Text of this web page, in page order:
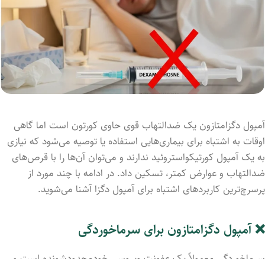
آمپول دگزامتازون یک ضدالتهاب قوی حاوی کورتون است اما گاهی
اوقات به اشتباه برای بیماری‌هایی استفاده یا توصیه می‌شود که نیازی
به یک آمپول کورتیکواستروئید ندارند و می‌توان آن‌ها را با قرص‌های
ضدالتهاب و عوارض کمتر، تسکین داد. در ادامه با چند مورد از
پرسرچ‌ترین کاربردهای اشتباه برای آمپول دگزا آشنا می‌شوید.
❌ آمپول دگزامتازون برای سرماخوردگی